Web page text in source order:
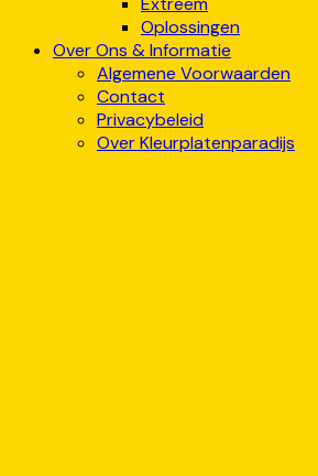
Oplossingen
Over Ons & Informatie
Algemene Voorwaarden
Contact
Privacybeleid
Over Kleurplatenparadijs